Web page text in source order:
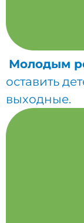
Молодым
оставить
выходные.